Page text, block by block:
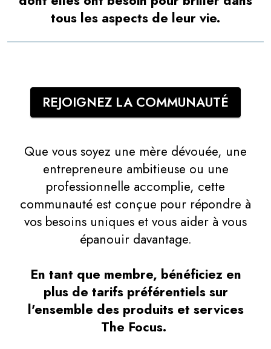
tous les aspects de leur vie.
REJOIGNEZ LA COMMUNAUTÉ
Que vous soyez une mère dévouée, une
entrepreneure ambitieuse ou une
professionnelle accomplie, cette
communauté est conçue pour répondre à
vos besoins uniques et vous aider à vous
épanouir davantage.
En tant que membre, bénéficiez en
plus de tarifs préférentiels sur
l'ensemble des produits et services
The Focus.